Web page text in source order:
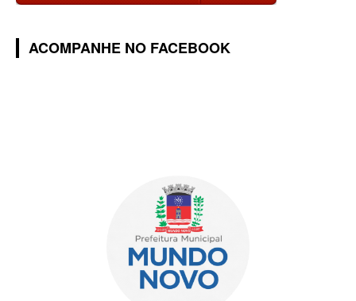
ACOMPANHE NO FACEBOOK